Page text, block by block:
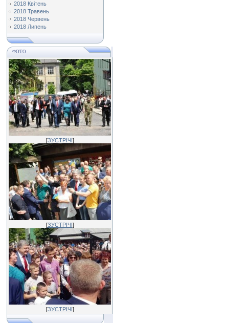
2018 Квітень
2018 Травень
2018 Червень
2018 Липень
ФОТО
[ЗУСТРІЧІ]
[ЗУСТРІЧІ]
[ЗУСТРІЧІ]